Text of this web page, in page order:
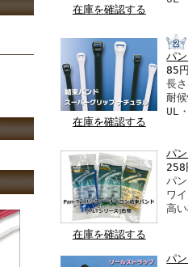
在庫を確認する
在庫を確認する
パ
85
長
耐
UL
在庫を確認する
パ
258
パ
ワ
高
パ